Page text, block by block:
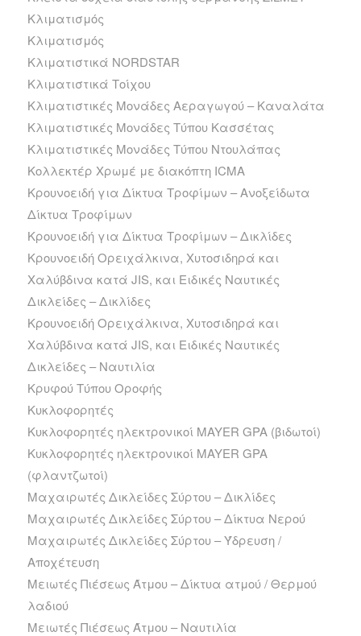
Κλιματισμός
Κλιματισμός
Κλιματιστικά NORDSTAR
Κλιματιστικά Τοίχου
Κλιματιστικές Μονάδες Αεραγωγού – Καναλάτα
Κλιματιστικές Μονάδες Τύπου Κασσέτας
Κλιματιστικές Μονάδες Τύπου Ντουλάπας
Κολλεκτέρ Χρωμέ με διακόπτη ICMA
Κρουνοειδή για Δίκτυα Τροφίμων – Ανοξείδωτα
Δίκτυα Τροφίμων
Κρουνοειδή για Δίκτυα Τροφίμων – Δικλίδες
Κρουνοειδή Ορειχάλκινα, Χυτοσιδηρά και
Χαλύβδινα κατά JIS, και Ειδικές Ναυτικές
Δικλείδες – Δικλίδες
Κρουνοειδή Ορειχάλκινα, Χυτοσιδηρά και
Χαλύβδινα κατά JIS, και Ειδικές Ναυτικές
Δικλείδες – Ναυτιλία
Κρυφού Τύπου Οροφής
Κυκλοφορητές
Κυκλοφορητές ηλεκτρονικοί MAYER GPA (βιδωτοί)
Κυκλοφορητές ηλεκτρονικοί MAYER GPA
(φλαντζωτοί)
Μαχαιρωτές Δικλείδες Σύρτου – Δικλίδες
Μαχαιρωτές Δικλείδες Σύρτου – Δίκτυα Νερού
Μαχαιρωτές Δικλείδες Σύρτου – Ύδρευση /
Αποχέτευση
Μειωτές Πιέσεως Άτμου – Δίκτυα ατμού / Θερμού
λαδιού
Μειωτές Πιέσεως Άτμου – Ναυτιλία